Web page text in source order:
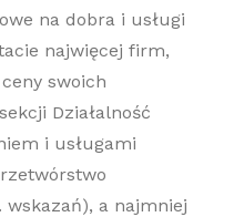
na dobra i usługi
najwięcej firm,
swoich
Działalność
i usługami
wskazań), a najmniej